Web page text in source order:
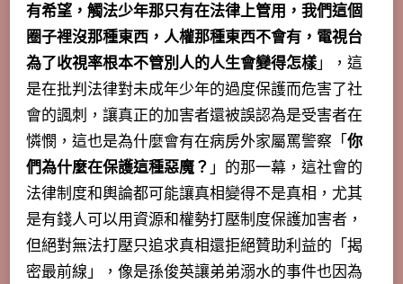
有希望，觸法少年那只有在法律上管用，我們這個
圈子裡沒那種東西，人權那種東西不會有，電視台
為了收視率根本不管別人的人生會變得怎樣」，這
是在批判法律對未成年少年的過度保護而危害了社
會的諷刺，讓真正的加害者還被誤認為是受害者在
憐憫，這也是為什麼會有在病房外家屬罵警察「你
們為什麼在保護這種惡魔？」的那一幕， 這社會的
法律制度和輿論都可能讓真相變得不是真相 ，尤其
是有錢人可以用資源和權勢打壓制度保護加害者，
但絕對無法打壓只追求真相還拒絕贊助利益的「揭
密最前線」，像是孫俊英讓弟弟溺水的事件也因為